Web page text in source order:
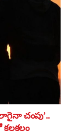
చంపు’..